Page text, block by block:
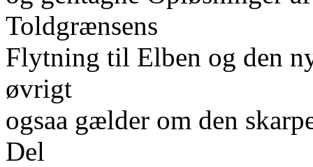
Toldgrænsens
Flytning til Elben og den
øvrigt
ogsaa gælder om den
Del